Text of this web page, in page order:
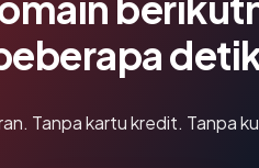
Tanpa kartu kredit. Tanpa